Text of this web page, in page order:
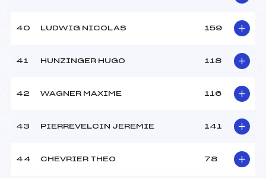
40 LUDWIG NICOLAS 159
41 HUNZINGER HUGO 118
42 WAGNER MAXIME 116
43 PIERREVELCIN JEREMIE 141
44 CHEVRIER THEO 78